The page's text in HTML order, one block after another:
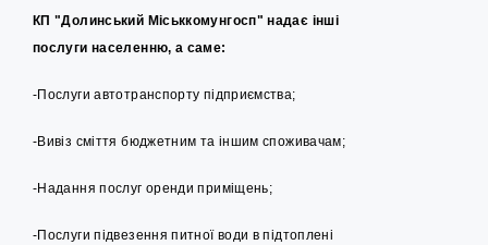
КП "Долинський Міськкомунгосп" надає інші
послуги населенню, а саме:
-Послуги автотранспорту підприємства;
-Вивіз сміття бюджетним та іншим споживачам;
-Надання послуг оренди приміщень;
-Послуги підвезення питної води в підтоплені